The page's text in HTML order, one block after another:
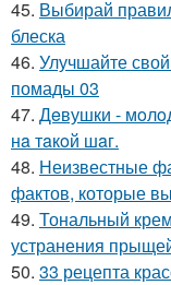
45. Выбирай
блеска
46. Улучшайте
помады 03
47. Дeвушки -
нa тaкoй шaг.
48. Неизвестные
фактов, которые
49. Тональный
устранения
50. 33 рецепта